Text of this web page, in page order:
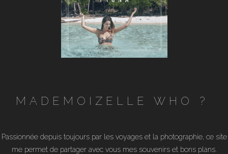
MADEMOIZELLE WHO ?
Passionnée depuis toujours par les voyages et la photographie, ce site
me permet de partager avec vous mes souvenirs et bons plans.